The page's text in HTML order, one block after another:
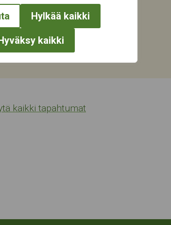
Hylkää kaikki
kaikki
kaikki tapahtumat